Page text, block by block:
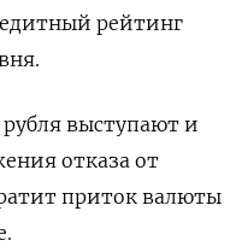
рейтинг
выступают и
отказа от
приток валюты